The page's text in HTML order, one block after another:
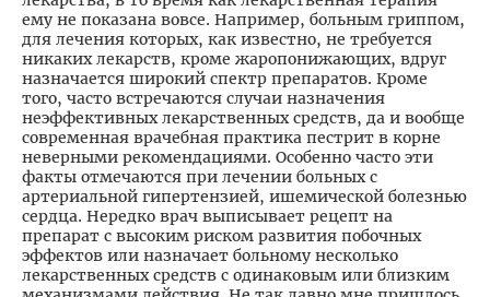
ему не показана вовсе. Например, больным гриппом,
для лечения которых, как известно, не требуется
никаких лекарств, кроме жаропонижающих, вдруг
назначается широкий спектр препаратов. Кроме
того, часто встречаются случаи назначения
неэффективных лекарственных средств, да и вообще
современная врачебная практика пестрит в корне
неверными рекомендациями. Особенно часто эти
факты отмечаются при лечении больных с
артериальной гипертензией, ишемической болезнью
сердца. Нередко врач выписывает рецепт на
препарат с высоким риском развития побочных
эффектов или назначает больному несколько
лекарственных средств с одинаковым или близким